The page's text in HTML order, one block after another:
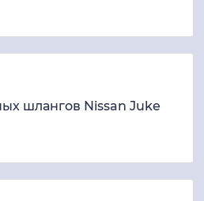
шлангов Nissan Juke